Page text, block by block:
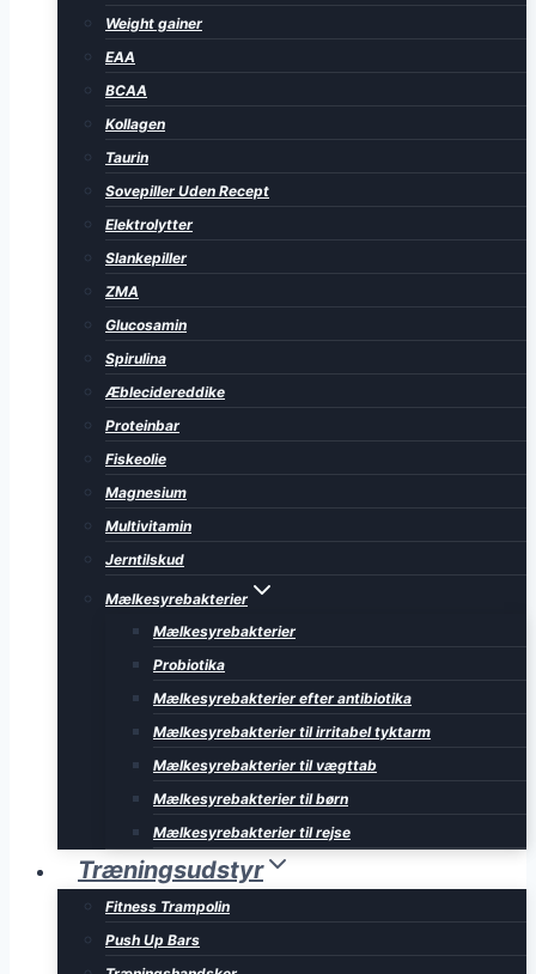
Weight gainer
EAA
BCAA
Kollagen
Taurin
Sovepiller Uden Recept
Elektrolytter
Slankepiller
ZMA
Glucosamin
Spirulina
Æblecidereddike
Proteinbar
Fiskeolie
Magnesium
Multivitamin
Jerntilskud
Mælkesyrebakterier
Mælkesyrebakterier
Probiotika
Mælkesyrebakterier efter antibiotika
Mælkesyrebakterier til irritabel tyktarm
Mælkesyrebakterier til vægttab
Mælkesyrebakterier til børn
Mælkesyrebakterier til rejse
Træningsudstyr
Fitness Trampolin
Push Up Bars